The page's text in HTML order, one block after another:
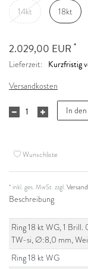
14kt 18kt
2.029,00 EUR *
Lieferzeit: Kurzfristig
Versandkosten
In
Wunschliste
* inkl. ges. MwSt. zzgl.
Beschreibung
Ring 18 kt WG, 1
TW-si, Ø:8,0 mm,
Ring 18 kt WG